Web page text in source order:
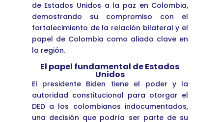
de Estados Unidos a la paz en Colombia,
demostrando su compromiso con el
fortalecimiento de la relación bilateral y el
papel de Colombia como aliado clave en
la región.
El papel fundamental de Estados
Unidos
El presidente Biden tiene el poder y la
autoridad constitucional para otorgar el
DED a los colombianos indocumentados,
una decisión que podría ser parte de su